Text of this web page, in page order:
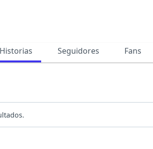
Historias Seguidores Fans